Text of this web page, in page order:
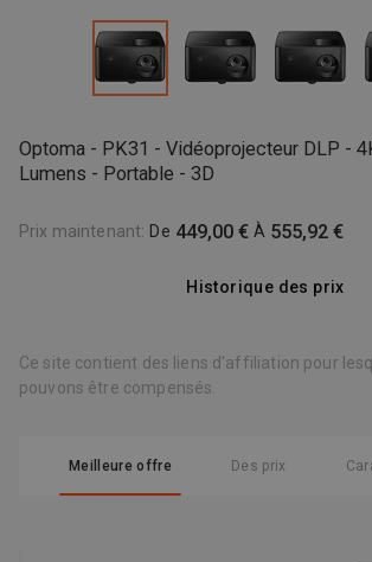
Optoma - PK31 - Vidéoprojecteur DLP -
Lumens - Portable - 3D
Prix maintenant: De 449,00 € À 555,92 €
Historique des prix
Ce site contient des liens d'affiliation pour
pouvons être compensés.
Meilleure offre Des prix